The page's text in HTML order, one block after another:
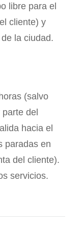
libre para el
cliente) y
la ciudad.
(salvo
del
hacia el
paradas en
del cliente).
servicios.